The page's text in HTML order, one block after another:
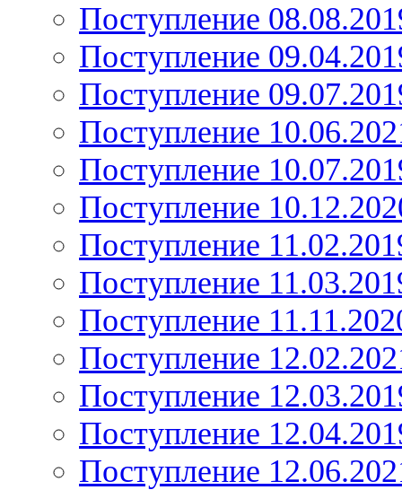
Поступление
Поступление
Поступление
Поступление
Поступление
Поступление
Поступление
Поступление
Поступление
Поступление
Поступление
Поступление
Поступление